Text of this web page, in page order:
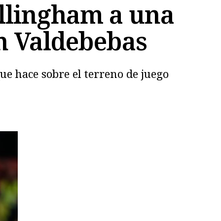
a una
Valdebebas
hace sobre el terreno de juego